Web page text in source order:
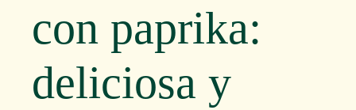
con paprika:
deliciosa y